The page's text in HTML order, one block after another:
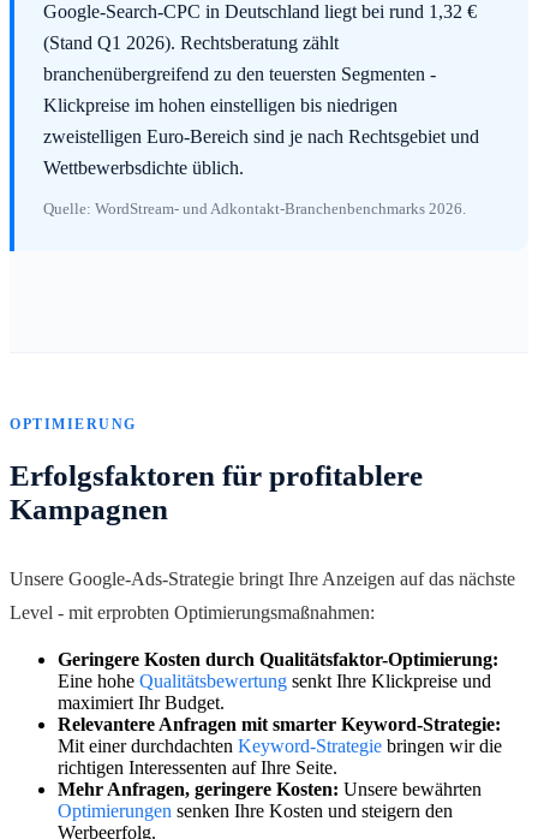
Google-Search-CPC in Deutschland liegt bei rund 1,32 €
(Stand Q1 2026). Rechtsberatung zählt
branchenübergreifend zu den teuersten Segmenten -
Klickpreise im hohen einstelligen bis niedrigen
zweistelligen Euro-Bereich sind je nach Rechtsgebiet und
Wettbewerbsdichte üblich.
Quelle: WordStream- und Adkontakt-Branchenbenchmarks 2026.
OPTIMIERUNG
Erfolgsfaktoren für profitablere
Kampagnen
Unsere Google-Ads-Strategie bringt Ihre Anzeigen auf das nächste
Level - mit erprobten Optimierungsmaßnahmen:
Geringere Kosten durch Qualitätsfaktor-Optimierung:
Eine hohe Qualitätsbewertung senkt Ihre Klickpreise und
maximiert Ihr Budget.
Relevantere Anfragen mit smarter Keyword-Strategie:
Mit einer durchdachten Keyword-Strategie bringen wir die
richtigen Interessenten auf Ihre Seite.
Mehr Anfragen, geringere Kosten: Unsere bewährten
Optimierungen senken Ihre Kosten und steigern den
Werbeerfolg.